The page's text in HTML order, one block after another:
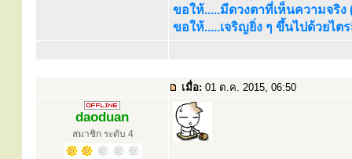
ขอให้.....มีดวงตาที่เห็นความจริ
ขอให้.....เจริญยิ่ง ๆ ขึ้นไปด้วยไ
เมื่อ: 01 ต.ค. 2015, 06:50
daoduan
สมาชิก ระดับ 4